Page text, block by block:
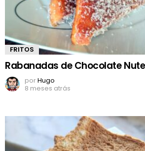
FRITOS
Rabanadas de Chocolate
porHugo
8 meses atrás